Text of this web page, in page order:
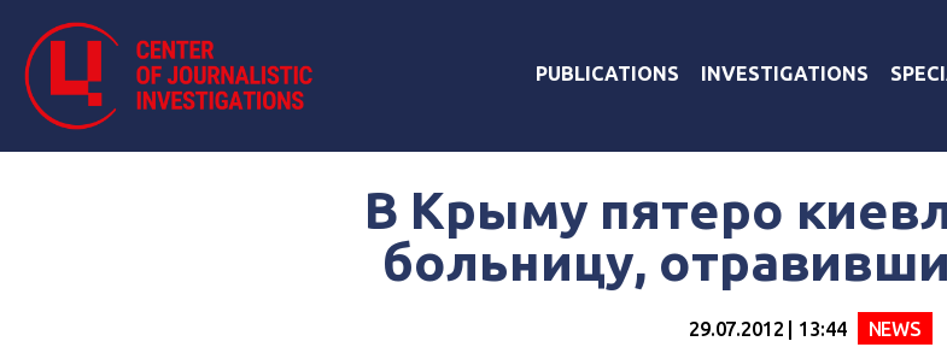
PUBLICATIONS INVESTIGATIONS
В Крыму пятеро
больницу,
29.07.2012 | 13:44 NEWS